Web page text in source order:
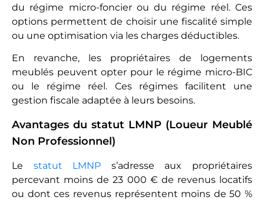
du régime micro-foncier ou du régime réel. Ces
options permettent de choisir une fiscalité simple
ou une optimisation via les charges déductibles.
En revanche, les propriétaires de logements
meublés peuvent opter pour le régime micro-BIC
ou le régime réel. Ces régimes facilitent une
gestion fiscale adaptée à leurs besoins.
Avantages du statut LMNP (Loueur Meublé
Non Professionnel)
Le statut LMNP s’adresse aux propriétaires
percevant moins de 23 000 € de revenus locatifs
ou dont ces revenus représentent moins de 50 %